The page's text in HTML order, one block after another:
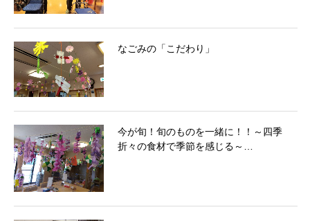
なごみの「こだわり」
今が旬！旬のものを一緒に！！～四季
折々の食材で季節を感じる～…